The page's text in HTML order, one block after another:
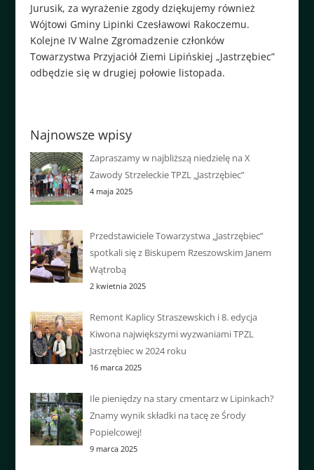
Jurusik, za wyrażenie zgody dziękujemy również
Wójtowi Gminy Lipinki Czesławowi Rakoczemu.
Kolejne IV Walne Zgromadzenie członków
Towarzystwa Przyjaciół Ziemi Lipińskiej „Jastrzębiec”
odbędzie się w drugiej połowie listopada.
Najnowsze wpisy
Zapraszamy w najbliższą niedzielę na X
Zawody Strzeleckie TPZL „Jastrzębiec”
4 maja 2025
Przedstawiciele Towarzystwa „Jastrzębiec”
spotkali się z Biskupem Rzeszowskim Janem
Wątrobą
2 kwietnia 2025
Remont Kaplicy Straszewskich i 8. edycja
Kiwona największymi wyzwaniami TPZL
Jastrzębiec w 2024 roku
16 marca 2025
Ile pieniędzy na stary cmentarz w Lipinkach?
Znamy wynik składki na tacę ze Środy
Popielcowej!
9 marca 2025